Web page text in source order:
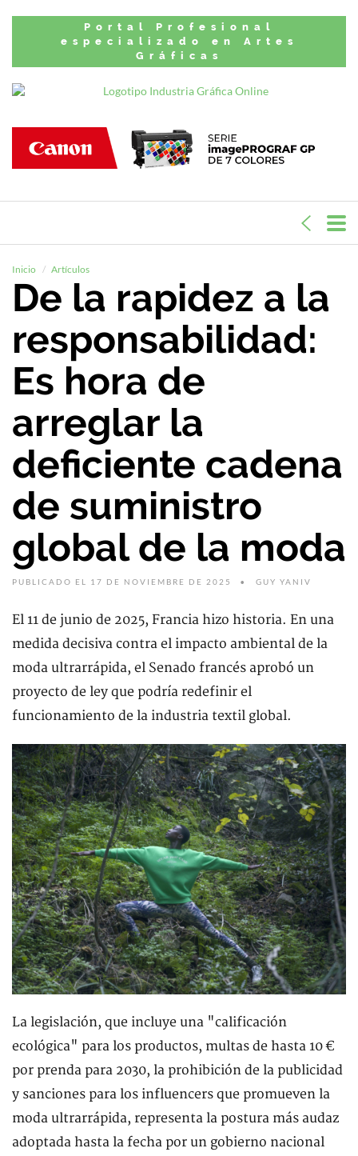
Portal Profesional
especializado en Artes
Gráficas
Inicio Artículos
De la rapidez a la
responsabilidad:
Es hora de
arreglar la
deficiente cadena
de suministro
global de la moda
PUBLICADO EL 17 DE NOVIEMBRE DE 2025 GUY YANIV
El 11 de junio de 2025, Francia hizo historia. En una
medida decisiva contra el impacto ambiental de la
moda ultrarrápida, el Senado francés aprobó un
proyecto de ley que podría redefinir el
funcionamiento de la industria textil global.
La legislación, que incluye una "calificación
ecológica" para los productos, multas de hasta 10 €
por prenda para 2030, la prohibición de la publicidad
y sanciones para los influencers que promueven la
moda ultrarrápida, representa la postura más audaz
adoptada hasta la fecha por un gobierno nacional